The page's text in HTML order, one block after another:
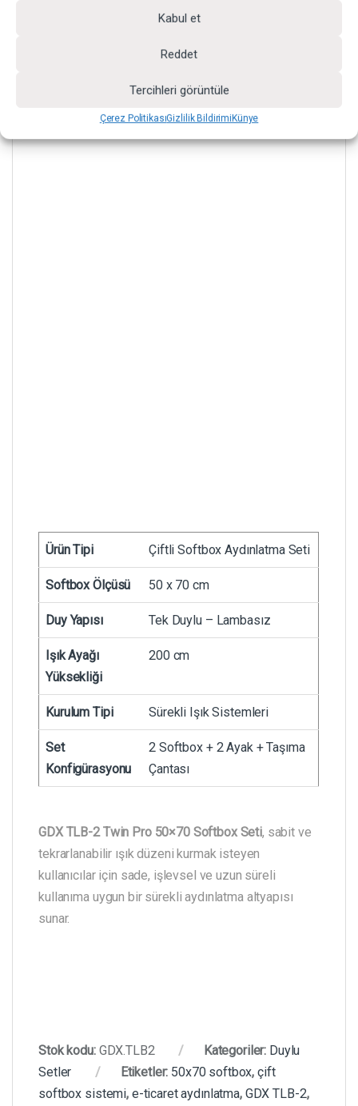
Kabul et
Reddet
Tercihleri görüntüle
Çerez PolitikasıGizlilik BildirimiKünye
GDX Taşıma Çantası
Ürün Tipi Çiftli Softbox Aydınlatma Seti
Softbox Ölçüsü 50 x 70 cm
Duy Yapısı Tek Duylu – Lambasız
Işık Ayağı
Yüksekliği
200 cm
Kurulum Tipi Sürekli Işık Sistemleri
Set
Konfigürasyonu
2 Softbox + 2 Ayak + Taşıma
Çantası
GDX TLB-2 Twin Pro 50×70 Softbox Seti, sabit ve
tekrarlanabilir ışık düzeni kurmak isteyen
kullanıcılar için sade, işlevsel ve uzun süreli
kullanıma uygun bir sürekli aydınlatma altyapısı
sunar.
Stok kodu: GDX.TLB2 Kategoriler: Duylu
Setler
Etiketler: 50x70 softbox,çift
softbox sistemi, e-ticaret aydınlatma, GDX TLB-2,